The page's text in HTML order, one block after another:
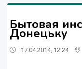
Бытовая
Донецьку
17.04.2014, 12:24